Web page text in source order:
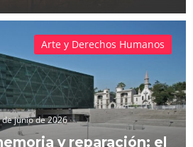
de junio de 2026
y reparación: el
Arte y Derechos Humanos